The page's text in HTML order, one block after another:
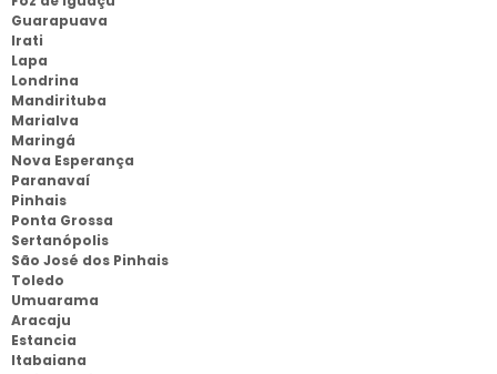
Guarapuava
Irati
Lapa
Londrina
Mandirituba
Marialva
Maringá
Nova Esperança
Paranavaí
Pinhais
Ponta Grossa
Sertanópolis
São José dos Pinhais
Toledo
Umuarama
Aracaju
Estancia
Itabaiana